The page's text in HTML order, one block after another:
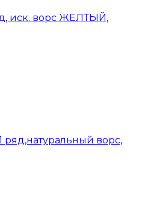
иск. ворс ЖЕЛТЫЙ,